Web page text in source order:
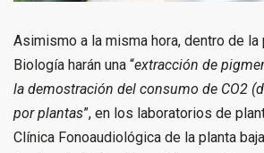
Asimismo a la misma hora, dentro de
Biología harán una “extracción de
la demostración del consumo de CO2
por plantas”, en los laboratorios de
Clínica Fonoaudiológica de la planta